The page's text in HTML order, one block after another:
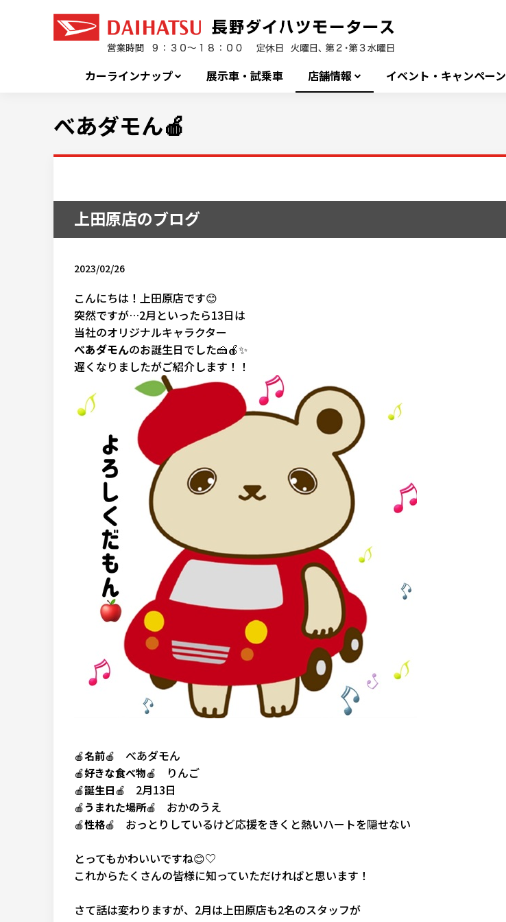
カーラインナップ 展示車・試乗車 店舗情報 イベント・キャンペーン
べあダモん🍎
上田原店のブログ
2023/02/26
こんにちは！上田原店です😊
突然ですが…2月といったら13日は
当社のオリジナルキャラクター
べあダモんのお誕生日でした🍰🍎✨
遅くなりましたがご紹介します！！
🍎名前🍎 べあダモん
🍎好きな食べ物🍎 りんご
🍎誕生日🍎 2月13日
🍎うまれた場所🍎 おかのうえ
🍎性格🍎 おっとりしているけど応援をきくと熱いハートを隠せない
とってもかわいいですね😊♡
これからたくさんの皆様に知っていただければと思います！
さて話は変わりますが、2月は上田原店も2名のスタッフが